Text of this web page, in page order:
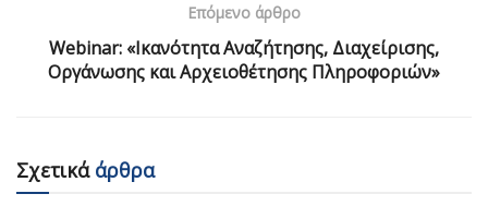
Επόμενο άρθρο
Webinar: «Ικανότητα Αναζήτησης, Διαχείρισης,
Οργάνωσης και Αρχειοθέτησης Πληροφοριών»
Σχετικάάρθρα